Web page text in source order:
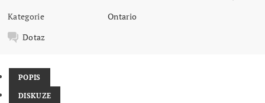
Kategorie
Ontario
Dotaz
POPIS
DISKUZE